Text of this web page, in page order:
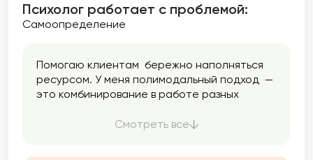
Психолог работает с проблемой:
Самоопределение
Помогаю клиентам бережно наполняться
ресурсом. У меня полимодальный подход —
это комбинирование в работе разных
только проверенные методики. Помогаю
Смотреть все